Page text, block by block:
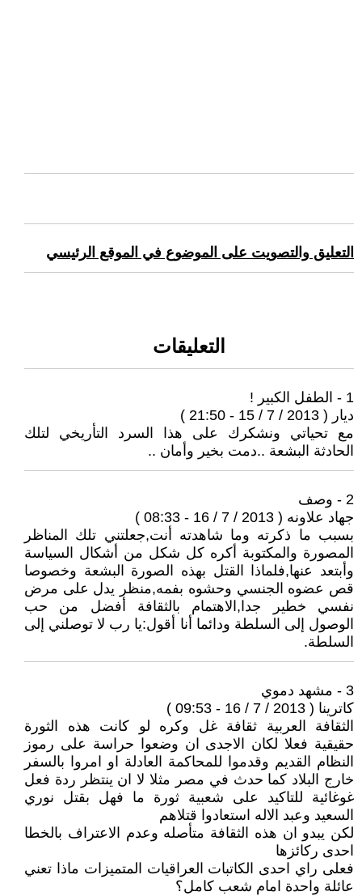
التعليق والتصويت على الموضوع في الموقع الرئيسي
التعليقات
1 - الطفل الكبير !
ديار ( 2013 / 7 / 15 - 21:50 )
مع تحياتي ونشكرك على هذا السرد التأريخي لتلك
الحادثة البشعة ..دمت بخير وأمان ..
2 - وصف
جهاد علاونه ( 2013 / 7 / 16 - 08:33 )
بسبب ما ذكرته وما شاهدته أنت,جعلتني تلك المناظر
المصورة والمكتوبة أكره كل شكل من أشكال السياسة
وأبتعد عنها,فلماذا القتل بهذه الصورة البشعة وخصوصا
قص عضوه الجنسي وحشوه بفمه,منظر يدل على مرض
نفسي خطير جدا,الاهتمام بالثقافة أفضل من حب
الوصول إلى السلطة ودائما أنا أقول:يا رب لا توصلني إلى
السلطة.
3 - مشهد دموي
كاترينا ( 2013 / 7 / 16 - 09:53 )
الثقافة العربية ثقافة غل وكره لو كانت هذه الثورة
حقيقية فعلا لكان الاجدى ان وضعوا حراسة على رموز
النظام القديم وقدموا للمحاكمة العادلة او امروا بالسفر
خارج البلاد كما حدث في مصر مثلا لا ان ينتظر ردة فعل
غوغائية للتاكيد على شعبية ثورة ما فهل بقتل نوري
السعيد وعبد الاله استعادوا قتلاهم
لكن يبدو ان هذه الثقافة متأصله وعدم الاعتراف بالخطا
احدى ركائزها
فعلى راي احدى الكاتبات العراقيات المتميزات ماذا تعني
عائلة واحدة امام شعب كامل؟